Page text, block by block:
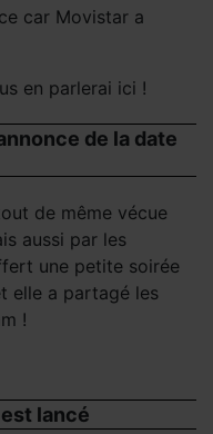
car Movistar a
en parlerai ici !
de la date
de même vécue
aussi par les
une petite soirée
elle a partagé les
!
lancé